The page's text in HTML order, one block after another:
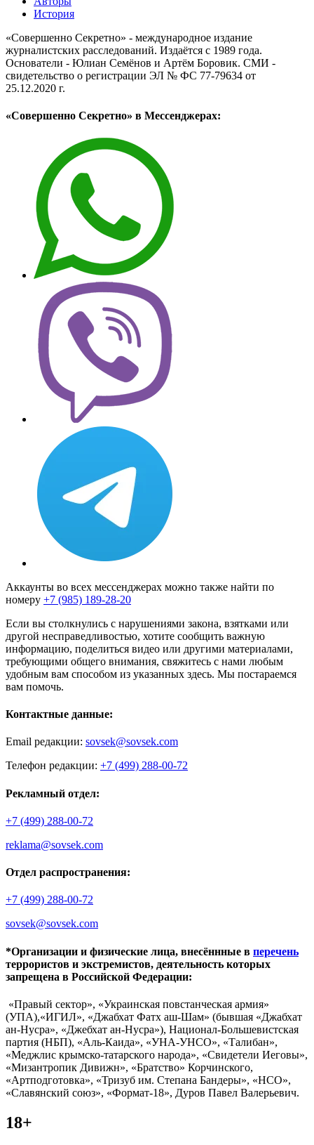
История
«Совершенно Секретно» - международное издание
журналистских расследований. Издаётся с 1989 года.
Основатели - Юлиан Семёнов и Артём Боровик. CМИ -
свидетельство о регистрации ЭЛ № ФС 77-79634 от
25.12.2020 г.
«Совершенно Секретно» в Мессенджерах:
Аккаунты во всех мессенджерах можно также найти по
номеру +7 (985) 189-28-20
Если вы столкнулись с нарушениями закона, взятками или
другой несправедливостью, хотите сообщить важную
информацию, поделиться видео или другими материалами,
требующими общего внимания, свяжитесь с нами любым
удобным вам способом из указанных здесь. Мы постараемся
вам помочь.
Контактные данные:
Email редакции: sovsek@sovsek.com
Телефон редакции: +7 (499) 288-00-72
Рекламный отдел:
+7 (499) 288-00-72
reklama@sovsek.com
Отдел распространения:
+7 (499) 288-00-72
sovsek@sovsek.com
*Организации и физические лица, внесённные в перечень
террористов и экстремистов, деятельность которых
запрещена в Российской Федерации:
«Правый сектор», «Украинская повстанческая армия»
(УПА),«ИГИЛ», «Джабхат Фатх аш-Шам» (бывшая «Джабхат
ан-Нусра», «Джебхат ан-Нусра»), Национал-Большевистская
партия (НБП), «Аль-Каида», «УНА-УНСО», «Талибан»,
«Меджлис крымско-татарского народа», «Свидетели Иеговы»,
«Мизантропик Дивижн», «Братство» Корчинского,
«Артподготовка», «Тризуб им. Степана Бандеры», «НСО»,
«Славянский союз», «Формат-18», Дуров Павел Валерьевич.
18+